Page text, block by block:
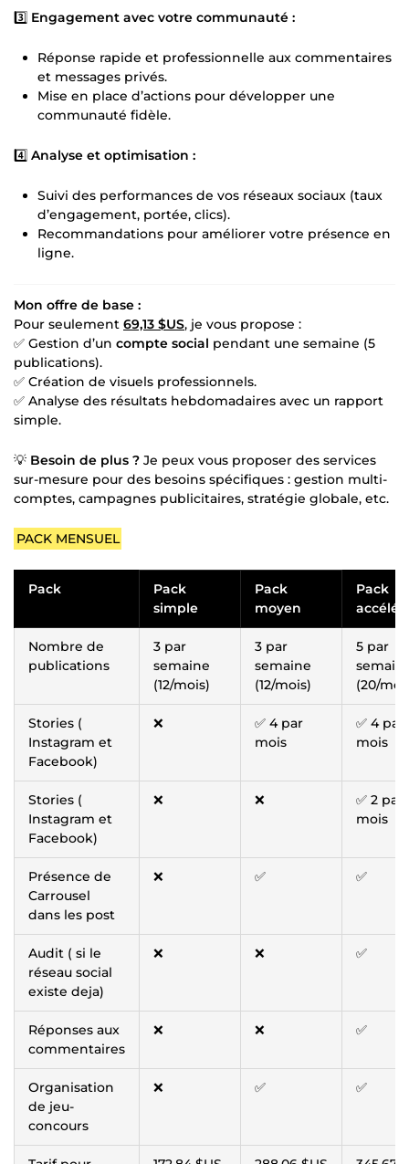
3️⃣ Engagement avec votre communauté :
Réponse rapide et professionnelle aux commentaires
et messages privés.
Mise en place d’actions pour développer une
communauté fidèle.
4️⃣ Analyse et optimisation :
Suivi des performances de vos réseaux sociaux (taux
d’engagement, portée, clics).
Recommandations pour améliorer votre présence en
ligne.
Mon offre de base :
Pour seulement 69,13 $US, je vous propose :
✅ Gestion d’un compte social pendant une semaine (5
publications).
✅ Création de visuels professionnels.
✅ Analyse des résultats hebdomadaires avec un rapport
simple.
💡 Besoin de plus ? Je peux vous proposer des services
sur-mesure pour des besoins spécifiques : gestion multi-
comptes, campagnes publicitaires, stratégie globale, etc.
PACK MENSUEL
Pack
Pack
simple
Pack
moyen
Pack
Nombre de
publications
3 par
semaine
(12/mois)
3 par
semaine
(12/mois)
5 par
(20/
Stories (
Instagram et
Facebook)
❌
✅ 4 par
mois
✅ 4 par
mois
Stories (
Instagram et
Facebook)
❌ ❌
✅ 2 par
mois
Présence de
Carrousel
dans les post
❌ ✅ ✅
Audit ( si le
réseau social
existe deja)
❌ ❌ ✅
Réponses aux
commentaires
❌ ❌ ✅
Organisation
de jeu-
concours
❌ ✅ ✅